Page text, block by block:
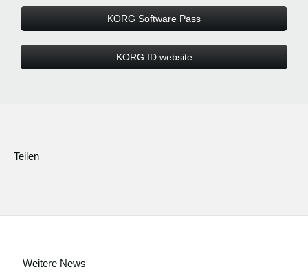
KORG Software Pass
KORG ID website
Teilen
Weitere News